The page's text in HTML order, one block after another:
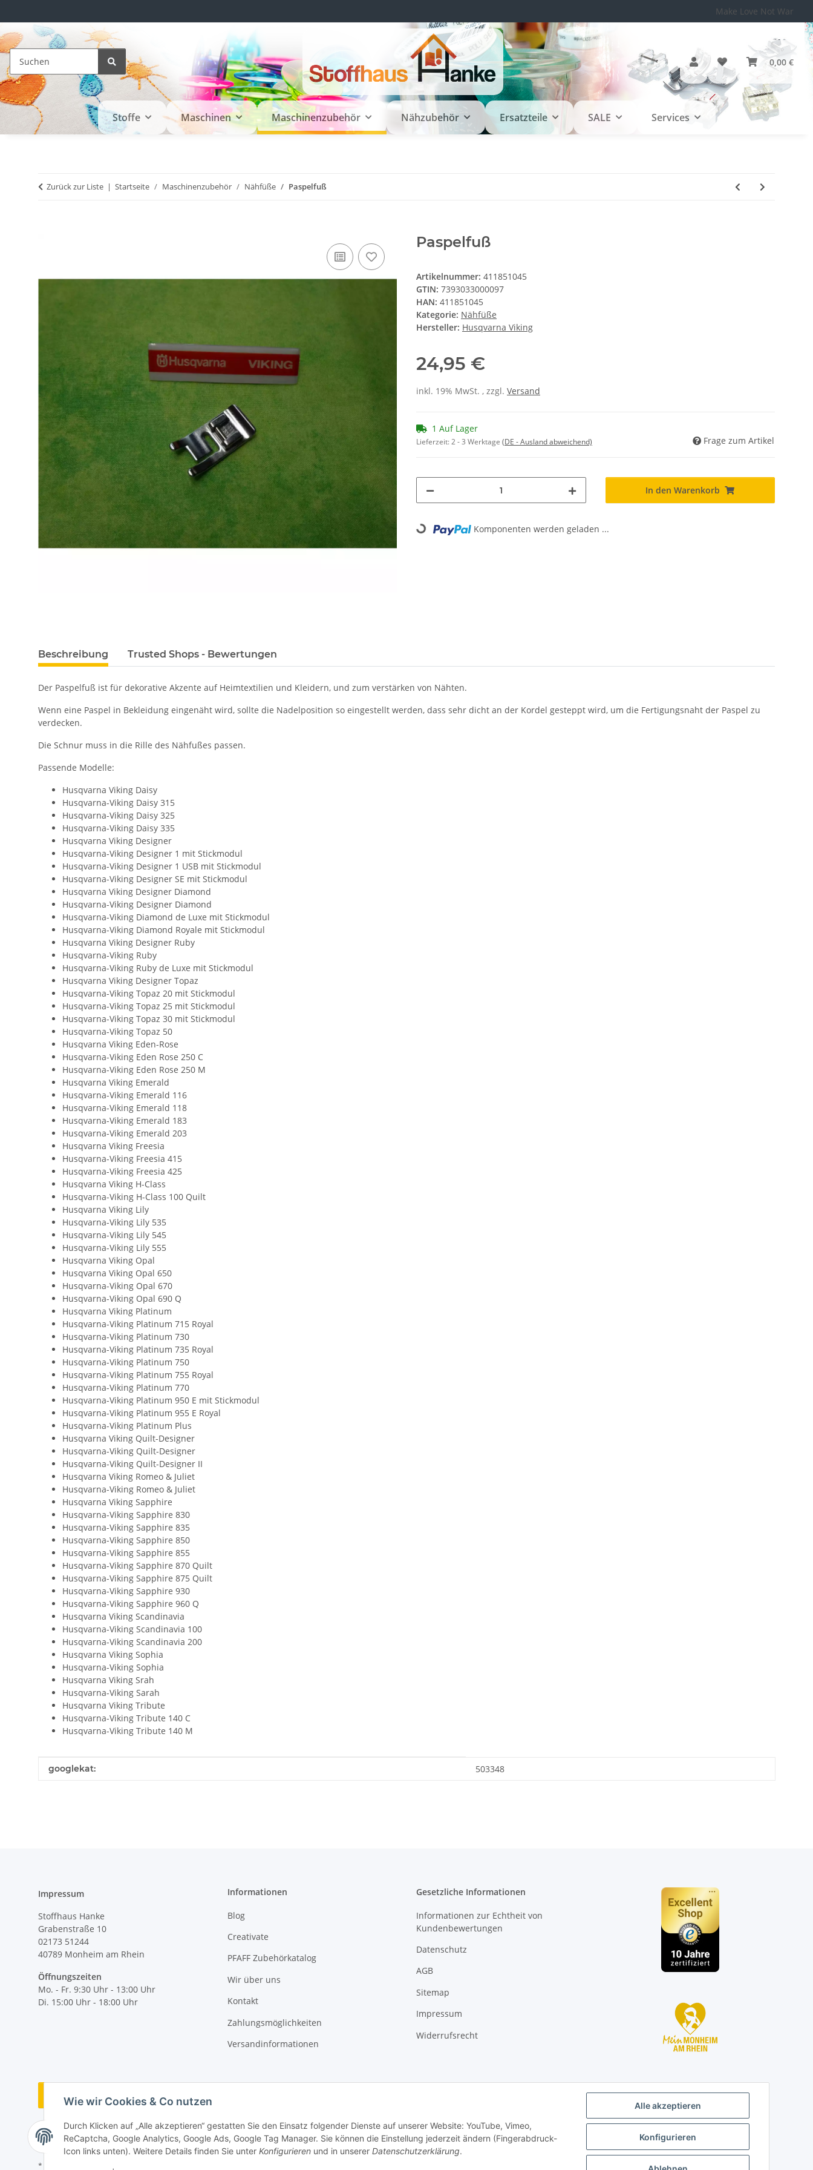
Alle akzeptieren
Konfigurieren
Wie wir Cookies & Co nutzen
Durch Klicken auf „Alle akzeptieren“ gestatten Sie den Einsatz folgender Dienste auf unserer Website: YouTube, Vimeo,
ReCaptcha, Google Analytics, Google Ads, Google Tag Manager. Sie können die Einstellung jederzeit ändern (Fingerabdruck-
Icon links unten). Weitere Details finden Sie unter Konfigurieren und in unserer Datenschutzerklärung.
Make Love Not War
0,00 €
Stoffe Maschinen Maschinenzubehör Nähzubehör Ersatzteile SALE Services
Zurück zur Liste Startseite Maschinenzubehör Nähfüße Paspelfuß
Paspelfuß
Artikelnummer: 411851045
GTIN: 7393033000097
HAN: 411851045
Kategorie: Nähfüße
Hersteller: Husqvarna Viking
24,95 €
inkl. 19% MwSt. , zzgl. Versand
1 Auf Lager
Lieferzeit:2 - 3 Werktage (DE - Ausland abweichend) Frage zum Artikel
In den Warenkorb
Loading... Komponenten werden geladen ...
Beschreibung Trusted Shops - Bewertungen
Der Paspelfuß ist für dekorative Akzente auf Heimtextilien und Kleidern, und zum verstärken von Nähten.
Wenn eine Paspel in Bekleidung eingenäht wird, sollte die Nadelposition so eingestellt werden, dass sehr dicht an der Kordel gesteppt wird, um die Fertigungsnaht der Paspel zu
verdecken.
Die Schnur muss in die Rille des Nähfußes passen.
Passende Modelle:
Husqvarna Viking Daisy
Husqvarna-Viking Daisy 315
Husqvarna-Viking Daisy 325
Husqvarna-Viking Daisy 335
Husqvarna Viking Designer
Husqvarna-Viking Designer 1 mit Stickmodul
Husqvarna-Viking Designer 1 USB mit Stickmodul
Husqvarna-Viking Designer SE mit Stickmodul
Husqvarna Viking Designer Diamond
Husqvarna-Viking Designer Diamond
Husqvarna-Viking Diamond de Luxe mit Stickmodul
Husqvarna-Viking Diamond Royale mit Stickmodul
Husqvarna Viking Designer Ruby
Husqvarna-Viking Ruby
Husqvarna-Viking Ruby de Luxe mit Stickmodul
Husqvarna Viking Designer Topaz
Husqvarna-Viking Topaz 20 mit Stickmodul
Husqvarna-Viking Topaz 25 mit Stickmodul
Husqvarna-Viking Topaz 30 mit Stickmodul
Husqvarna-Viking Topaz 50
Husqvarna Viking Eden-Rose
Husqvarna-Viking Eden Rose 250 C
Husqvarna-Viking Eden Rose 250 M
Husqvarna Viking Emerald
Husqvarna-Viking Emerald 116
Husqvarna-Viking Emerald 118
Husqvarna-Viking Emerald 183
Husqvarna-Viking Emerald 203
Husqvarna Viking Freesia
Husqvarna-Viking Freesia 415
Husqvarna-Viking Freesia 425
Husqvarna Viking H-Class
Husqvarna-Viking H-Class 100 Quilt
Husqvarna Viking Lily
Husqvarna-Viking Lily 535
Husqvarna-Viking Lily 545
Husqvarna-Viking Lily 555
Husqvarna Viking Opal
Husqvarna Viking Opal 650
Husqvarna-Viking Opal 670
Husqvarna-Viking Opal 690 Q
Husqvarna Viking Platinum
Husqvarna-Viking Platinum 715 Royal
Husqvarna-Viking Platinum 730
Husqvarna-Viking Platinum 735 Royal
Husqvarna-Viking Platinum 750
Husqvarna-Viking Platinum 755 Royal
Husqvarna-Viking Platinum 770
Husqvarna-Viking Platinum 950 E mit Stickmodul
Husqvarna-Viking Platinum 955 E Royal
Husqvarna-Viking Platinum Plus
Husqvarna Viking Quilt-Designer
Husqvarna-Viking Quilt-Designer
Husqvarna-Viking Quilt-Designer II
Husqvarna Viking Romeo & Juliet
Husqvarna-Viking Romeo & Juliet
Husqvarna Viking Sapphire
Husqvarna-Viking Sapphire 830
Husqvarna-Viking Sapphire 835
Husqvarna-Viking Sapphire 850
Husqvarna-Viking Sapphire 855
Husqvarna-Viking Sapphire 870 Quilt
Husqvarna-Viking Sapphire 875 Quilt
Husqvarna-Viking Sapphire 930
Husqvarna-Viking Sapphire 960 Q
Husqvarna Viking Scandinavia
Husqvarna-Viking Scandinavia 100
Husqvarna-Viking Scandinavia 200
Husqvarna Viking Sophia
Husqvarna-Viking Sophia
Husqvarna Viking Srah
Husqvarna-Viking Sarah
Husqvarna Viking Tribute
Husqvarna-Viking Tribute 140 C
Husqvarna-Viking Tribute 140 M
Produkteigenschaft
Wert
googlekat: 503348
Impressum
Stoffhaus Hanke
Grabenstraße 10
02173 51244
40789 Monheim am Rhein
Öffnungszeiten
Mo. - Fr. 9:30 Uhr - 13:00 Uhr
Di. 15:00 Uhr - 18:00 Uhr
Informationen
Blog
Creativate
PFAFF Zubehörkatalog
Wir über uns
Kontakt
Zahlungsmöglichkeiten
Versandinformationen
Gesetzliche Informationen
Informationen zur Echtheit von
Kundenbewertungen
Datenschutz
AGB
Sitemap
Impressum
Widerrufsrecht
Vertrag widerrufen
* Alle Preise inkl. gesetzlicher MwSt., zzgl.